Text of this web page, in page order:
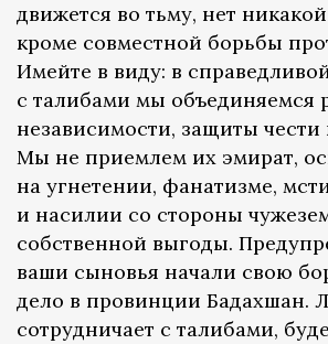
движется во тьму, нет
кроме совместной борьбы
Имейте в виду: в
с талибами мы объединяемся
независимости, защиты чести
Мы не приемлем их эмират,
на угнетении, фанатизме,
и насилии со стороны
собственной выгоды.
ваши сыновья начали свою
дело в провинции Бадахшан.
сотрудничает с талибами,